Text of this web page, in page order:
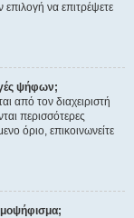
να επιτρέψετε
ψήφων;
από τον διαχειριστή
περισσότερες
όριο, επικοινωνείτε